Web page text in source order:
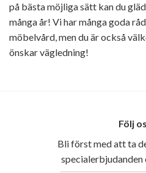
på bästa möjliga sätt kan du
många år! Vi har många goda
möbelvård, men du är också
önskar vägledning!
Följ
Bli först med att ta
specialerbjudanden